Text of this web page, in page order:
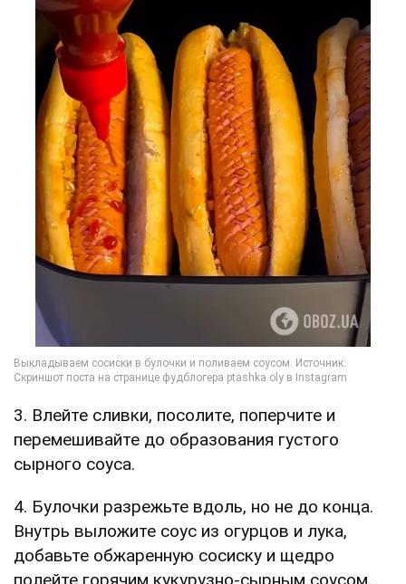
3. Влейте сливки, посолите, поперчите и
перемешивайте до образования густого
сырного соуса.
4. Булочки разрежьте вдоль, но не до конца.
Внутрь выложите соус из огурцов и лука,
добавьте обжаренную сосиску и щедро
полейте горячим кукурузно-сырным соусом.